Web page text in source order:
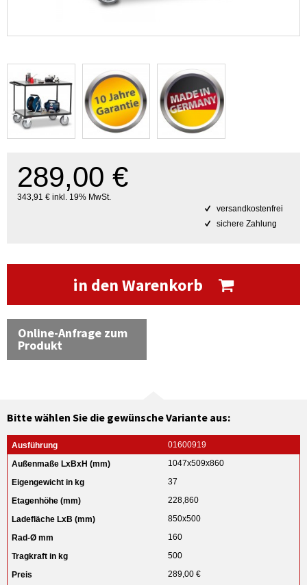
289,00 €
343,91 € inkl. 19% MwSt.
versandkostenfrei
sichere Zahlung
in den Warenkorb
Online-Anfrage zum
Produkt
Bitte wählen Sie die gewünsche Variante aus:
01600919
1047x509x860
37
228,860
850x500
160
500
289,00 €